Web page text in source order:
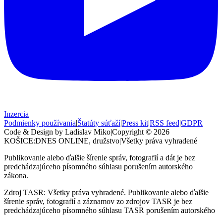
Inzercia
Podmienky používania|Štatúty súťaží|Press kit|RSS feed|GDPR
Code & Design by Ladislav Miko|Copyright © 2026
KOŠICE:DNES ONLINE, družstvo|Všetky práva vyhradené
Publikovanie alebo ďalšie šírenie správ, fotografií a dát je bez
predchádzajúceho písomného súhlasu porušením autorského
zákona.
Zdroj TASR: Všetky práva vyhradené. Publikovanie alebo ďalšie
šírenie správ, fotografií a záznamov zo zdrojov TASR je bez
predchádzajúceho písomného súhlasu TASR porušením autorského